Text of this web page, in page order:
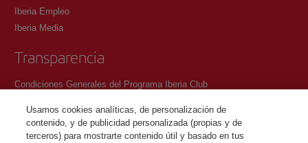
Iberia Empleo
Iberia Media
Transparencia
Condiciones Generales del Programa Iberia Club
Política de protección de datos personales
Gestión y Política de cookies
Usamos cookies analíticas, de personalización de
contenido, y de publicidad personalizada (propias y de
terceros) para mostrarte contenido útil y basado en tus